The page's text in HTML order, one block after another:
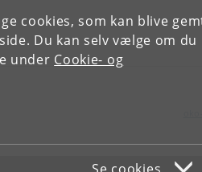
cookies, som kan blive
Du kan selv vælge om du
under Cookie- og